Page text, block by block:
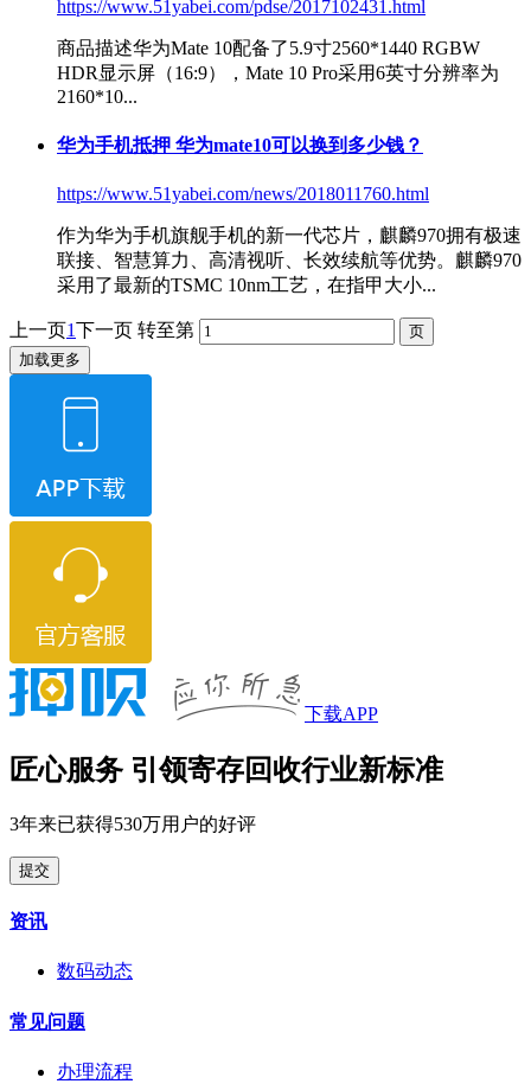
https://www.51yabei.com/pdse/2017102431.html
商品描述华为Mate 10配备了5.9寸2560*1440 RGBW
HDR显示屏（16:9），Mate 10 Pro采用6英寸分辨率为
2160*10...
华为手机抵押 华为mate10可以换到多少钱？
https://www.51yabei.com/news/2018011760.html
作为华为手机旗舰手机的新一代芯片，麒麟970拥有极速
联接、智慧算力、高清视听、长效续航等优势。麒麟970
采用了最新的TSMC 10nm工艺，在指甲大小...
上一页1下一页 转至第
加载更多
下载APP
匠心服务 引领寄存回收行业新标准
3年来已获得530万用户的好评
提交
资讯
数码动态
常见问题
办理流程